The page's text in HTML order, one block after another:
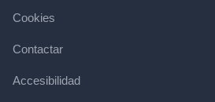
Cookies
Contactar
Accesibilidad